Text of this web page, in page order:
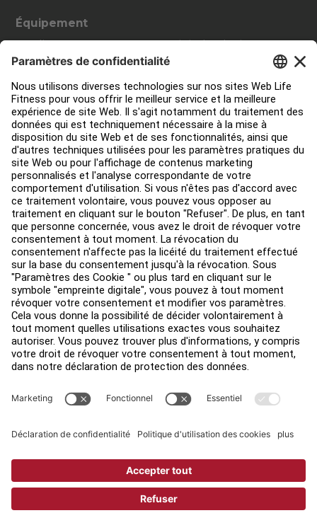
Équipement
Cardio
Strength Training
Accessoires
Digital Solutions
Contact Service
Aménagement de club
Centre de services
Centre d’éducation
Environ
Trouver un distributeur
Find a Store
Légal
Accessibilité
Sign in to Facility Connect
Paramètres de confidentialité
Terms and Conditions